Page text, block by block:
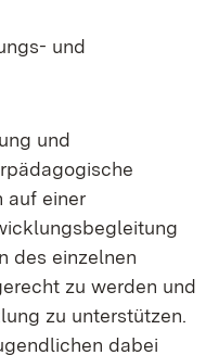
und
und
auf einer
des einzelnen
zu werden und
zu unterstützen.
dabei